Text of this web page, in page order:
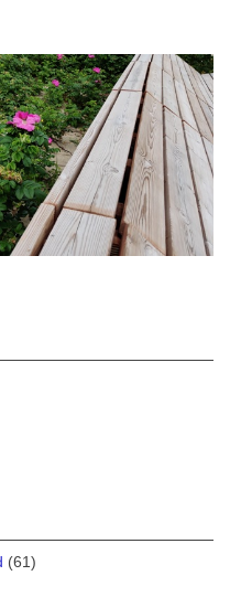
(61)